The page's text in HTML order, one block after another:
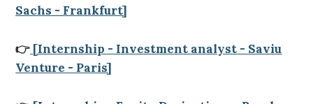
Sachs - Frankfurt]
👉 [Internship - Investment analyst - Saviu
Venture - Paris]